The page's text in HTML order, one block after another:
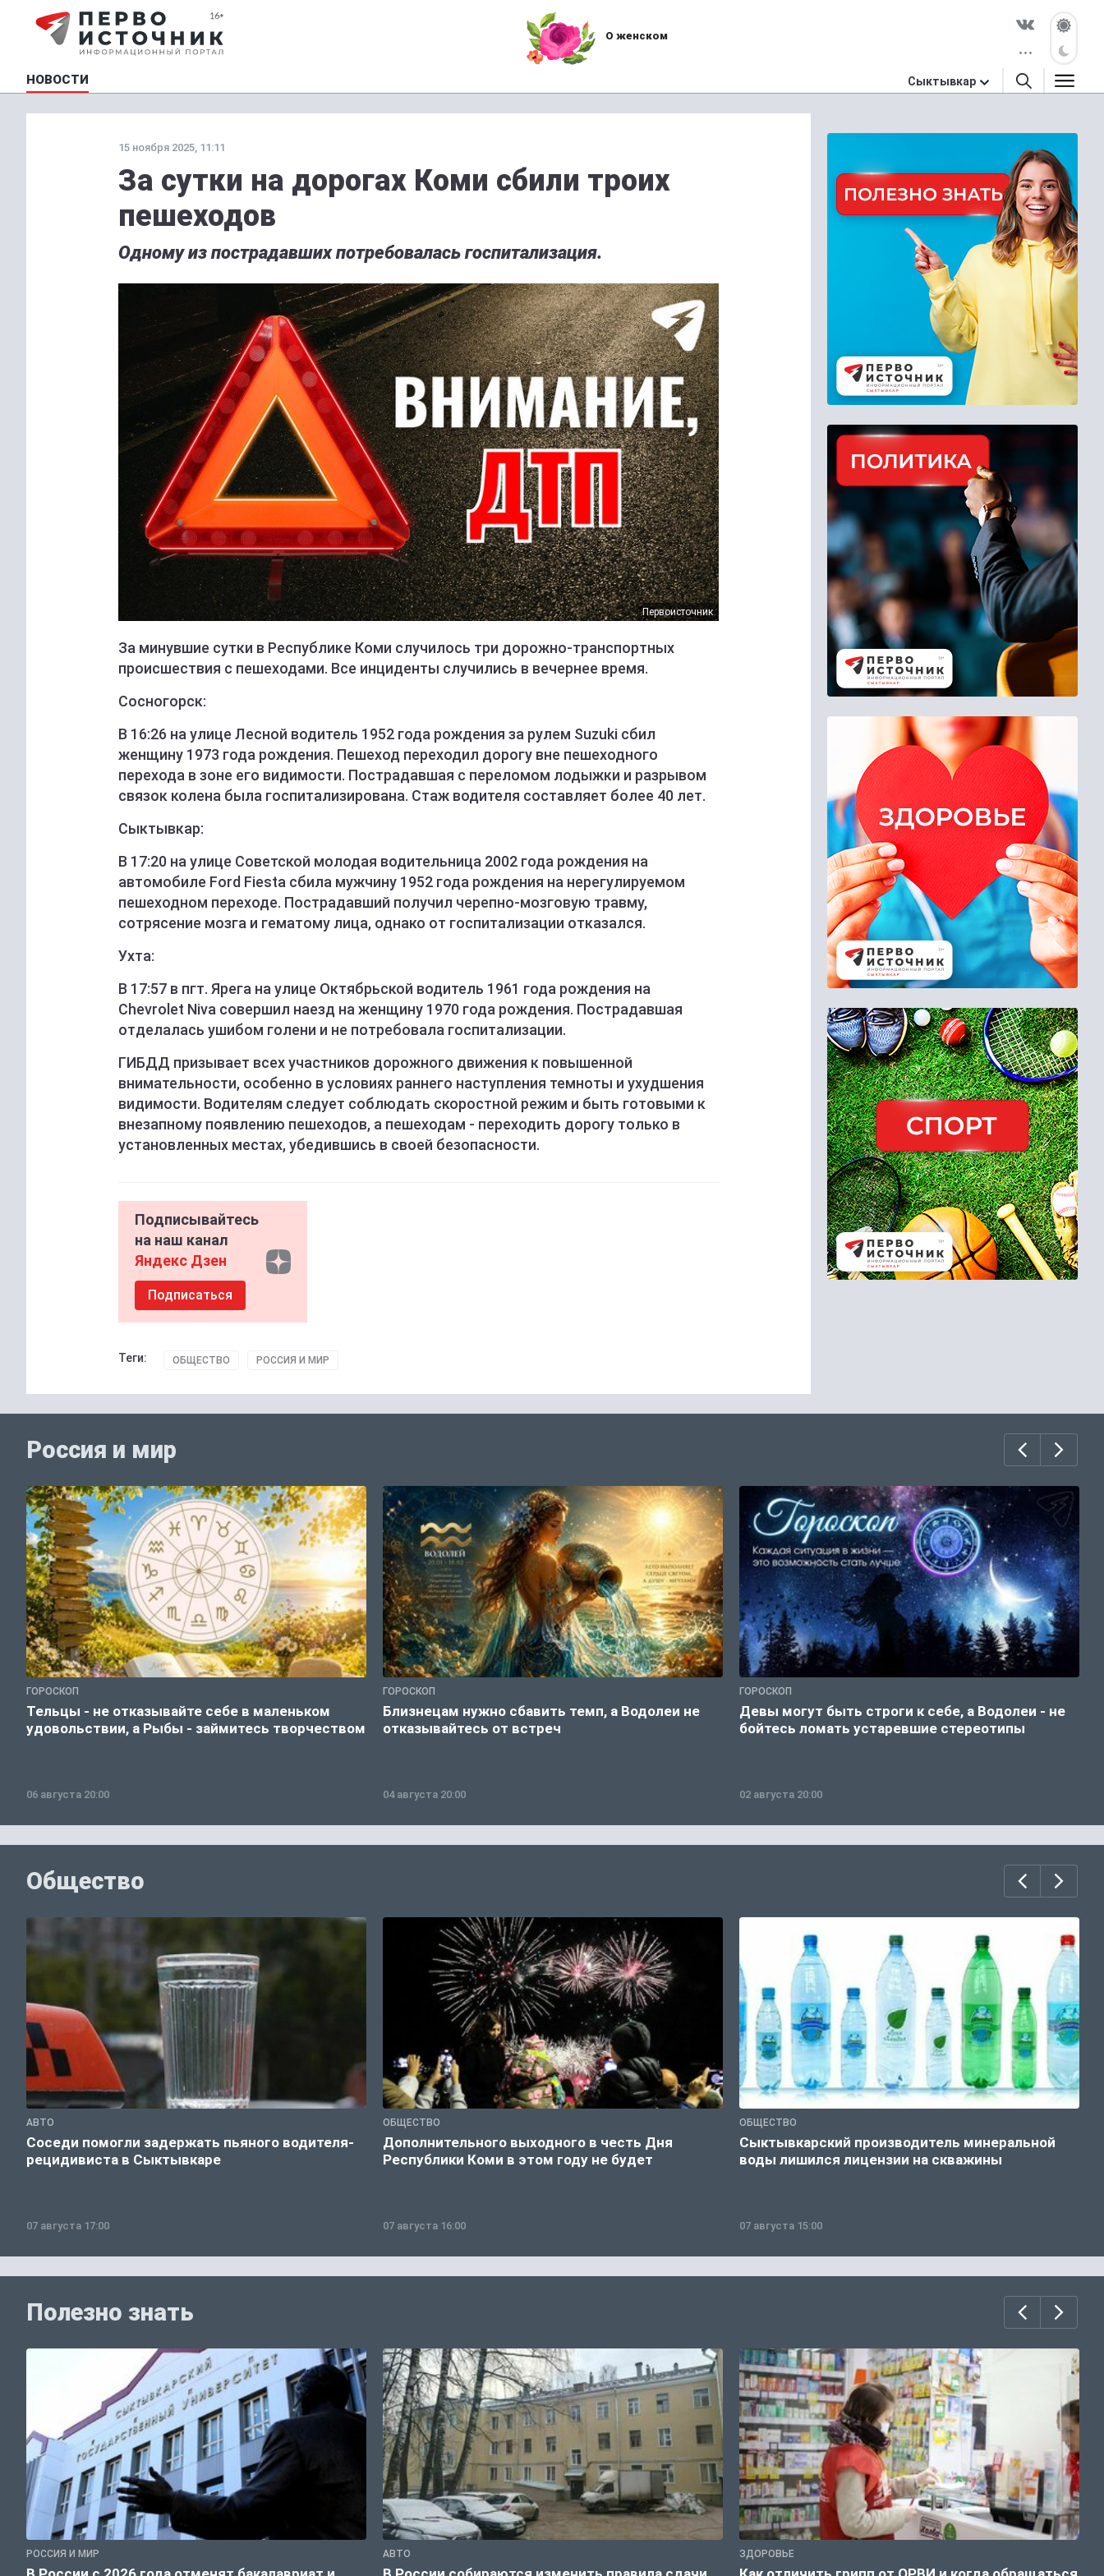
О женском
НОВОСТИ Сыктывкар
15 ноября 2025, 11:11
За сутки на дорогах Коми сбили троих
пешеходов
Одному из пострадавших потребовалась госпитализация.
Первоисточник
За минувшие сутки в Республике Коми случилось три дорожно-транспортных
происшествия с пешеходами. Все инциденты случились в вечернее время.
Сосногорск:
В 16:26 на улице Лесной водитель 1952 года рождения за рулем Suzuki сбил
женщину 1973 года рождения. Пешеход переходил дорогу вне пешеходного
перехода в зоне его видимости. Пострадавшая с переломом лодыжки и разрывом
связок колена была госпитализирована. Стаж водителя составляет более 40 лет.
Сыктывкар:
В 17:20 на улице Советской молодая водительница 2002 года рождения на
автомобиле Ford Fiesta сбила мужчину 1952 года рождения на нерегулируемом
пешеходном переходе. Пострадавший получил черепно-мозговую травму,
сотрясение мозга и гематому лица, однако от госпитализации отказался.
Ухта:
В 17:57 в пгт. Ярега на улице Октябрьской водитель 1961 года рождения на
Chevrolet Niva совершил наезд на женщину 1970 года рождения. Пострадавшая
отделалась ушибом голени и не потребовала госпитализации.
ГИБДД призывает всех участников дорожного движения к повышенной
внимательности, особенно в условиях раннего наступления темноты и ухудшения
видимости. Водителям следует соблюдать скоростной режим и быть готовыми к
внезапному появлению пешеходов, а пешеходам - переходить дорогу только в
установленных местах, убедившись в своей безопасности.
Подписывайтесь
на наш канал
Яндекс Дзен
Подписаться
Теги: ОБЩЕСТВО РОССИЯ И МИР
Россия и мир
ГОРОСКОП
Тельцы - не отказывайте себе в маленьком
удовольствии, а Рыбы - займитесь творчеством
06 августа 20:00
ГОРОСКОП
Близнецам нужно сбавить темп, а Водолеи не
отказывайтесь от встреч
04 августа 20:00
ГОРОСКОП
Девы могут быть строги к себе, а Водолеи - не
бойтесь ломать устаревшие стереотипы
02 августа 20:00
Общество
АВТО
Соседи помогли задержать пьяного водителя-
рецидивиста в Сыктывкаре
07 августа 17:00
ОБЩЕСТВО
Дополнительного выходного в честь Дня
Республики Коми в этом году не будет
07 августа 16:00
ОБЩЕСТВО
Сыктывкарский производитель минеральной
воды лишился лицензии на скважины
07 августа 15:00
Полезно знать
РОССИЯ И МИР АВТО ЗДОРОВЬЕ